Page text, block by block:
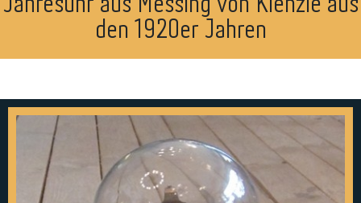
Jahresuhr aus Messing von Kienzle aus
den 1920er Jahren